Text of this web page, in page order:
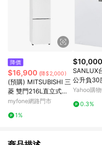
降價
$16,900 (降$2,000)
(預購) MITSUBISHI 三
菱 雙門216L直立式變
頻冷凍櫃 MF-U22ET -
myfone網路門市
1%
$10,000
SANLUX
公升負30
櫃SCF-
Yahoo購
0.3%